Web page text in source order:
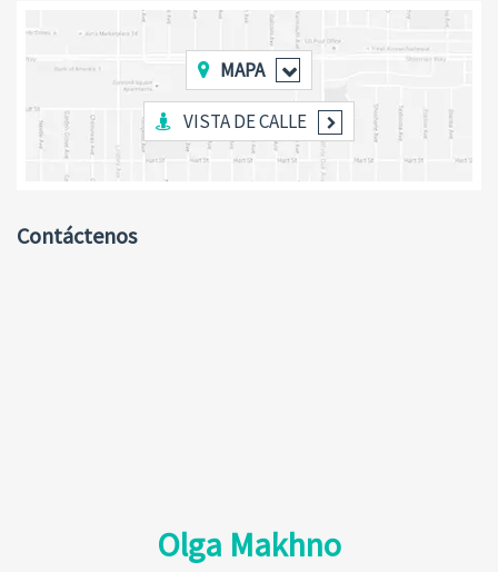
MAPA
VISTA DE CALLE
Contáctenos
Olga Makhno